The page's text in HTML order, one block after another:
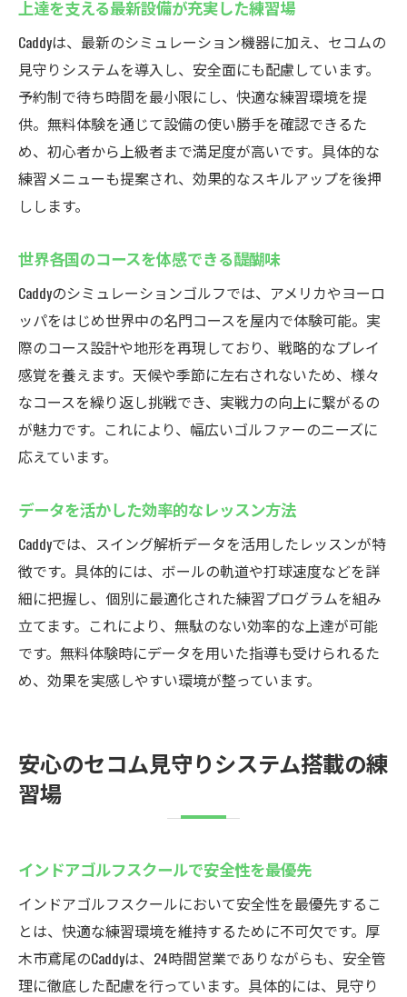
上達を支える最新設備が充実した練習場
Caddyは、最新のシミュレーション機器に加え、セコムの
見守りシステムを導入し、安全面にも配慮しています。
予約制で待ち時間を最小限にし、快適な練習環境を提
供。無料体験を通じて設備の使い勝手を確認できるた
め、初心者から上級者まで満足度が高いです。具体的な
練習メニューも提案され、効果的なスキルアップを後押
しします。
世界各国のコースを体感できる醍醐味
Caddyのシミュレーションゴルフでは、アメリカやヨーロ
ッパをはじめ世界中の名門コースを屋内で体験可能。実
際のコース設計や地形を再現しており、戦略的なプレイ
感覚を養えます。天候や季節に左右されないため、様々
なコースを繰り返し挑戦でき、実戦力の向上に繋がるの
が魅力です。これにより、幅広いゴルファーのニーズに
応えています。
データを活かした効率的なレッスン方法
Caddyでは、スイング解析データを活用したレッスンが特
徴です。具体的には、ボールの軌道や打球速度などを詳
細に把握し、個別に最適化された練習プログラムを組み
立てます。これにより、無駄のない効率的な上達が可能
です。無料体験時にデータを用いた指導も受けられるた
め、効果を実感しやすい環境が整っています。
安心のセコム見守りシステム搭載の練
習場
インドアゴルフスクールで安全性を最優先
インドアゴルフスクールにおいて安全性を最優先するこ
とは、快適な練習環境を維持するために不可欠です。厚
木市鳶尾のCaddyは、24時間営業でありながらも、安全管
理に徹底した配慮を行っています。具体的には、見守り